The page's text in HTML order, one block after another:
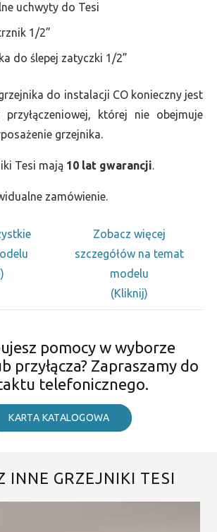
uchwyty do Tesi
1/2”
do ślepej zatyczki 1/2”
do instalacji CO konieczny jest
której nie obejmuje
grzejnika.
Tesi mają 10 lat gwarancji.
zamówienie.
Zobacz więcej
szczegółów na temat
modelu
(Kliknij)
pomocy w wyborze
przyłącza? Zapraszamy do
telefonicznego.
KARTA KATALOGOWA
INNE GRZEJNIKI TESI